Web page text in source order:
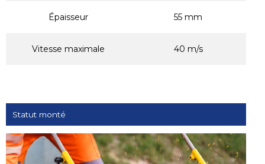
Épaisseur 55 mm
Vitesse maximale 40 m/s
Statut monté